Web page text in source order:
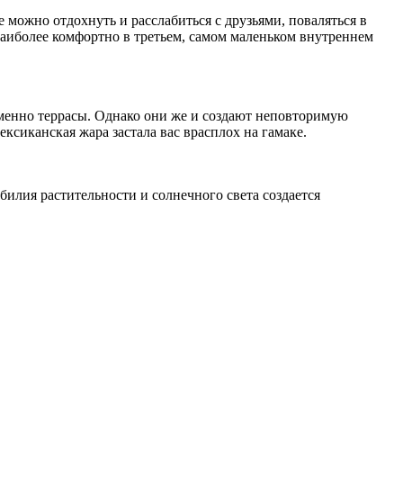
отдохнуть и расслабиться с друзьями, поваляться в
комфортно в третьем, самом маленьком внутреннем
террасы. Однако они же и создают неповторимую
жара застала вас врасплох на гамаке.
растительности и солнечного света создается